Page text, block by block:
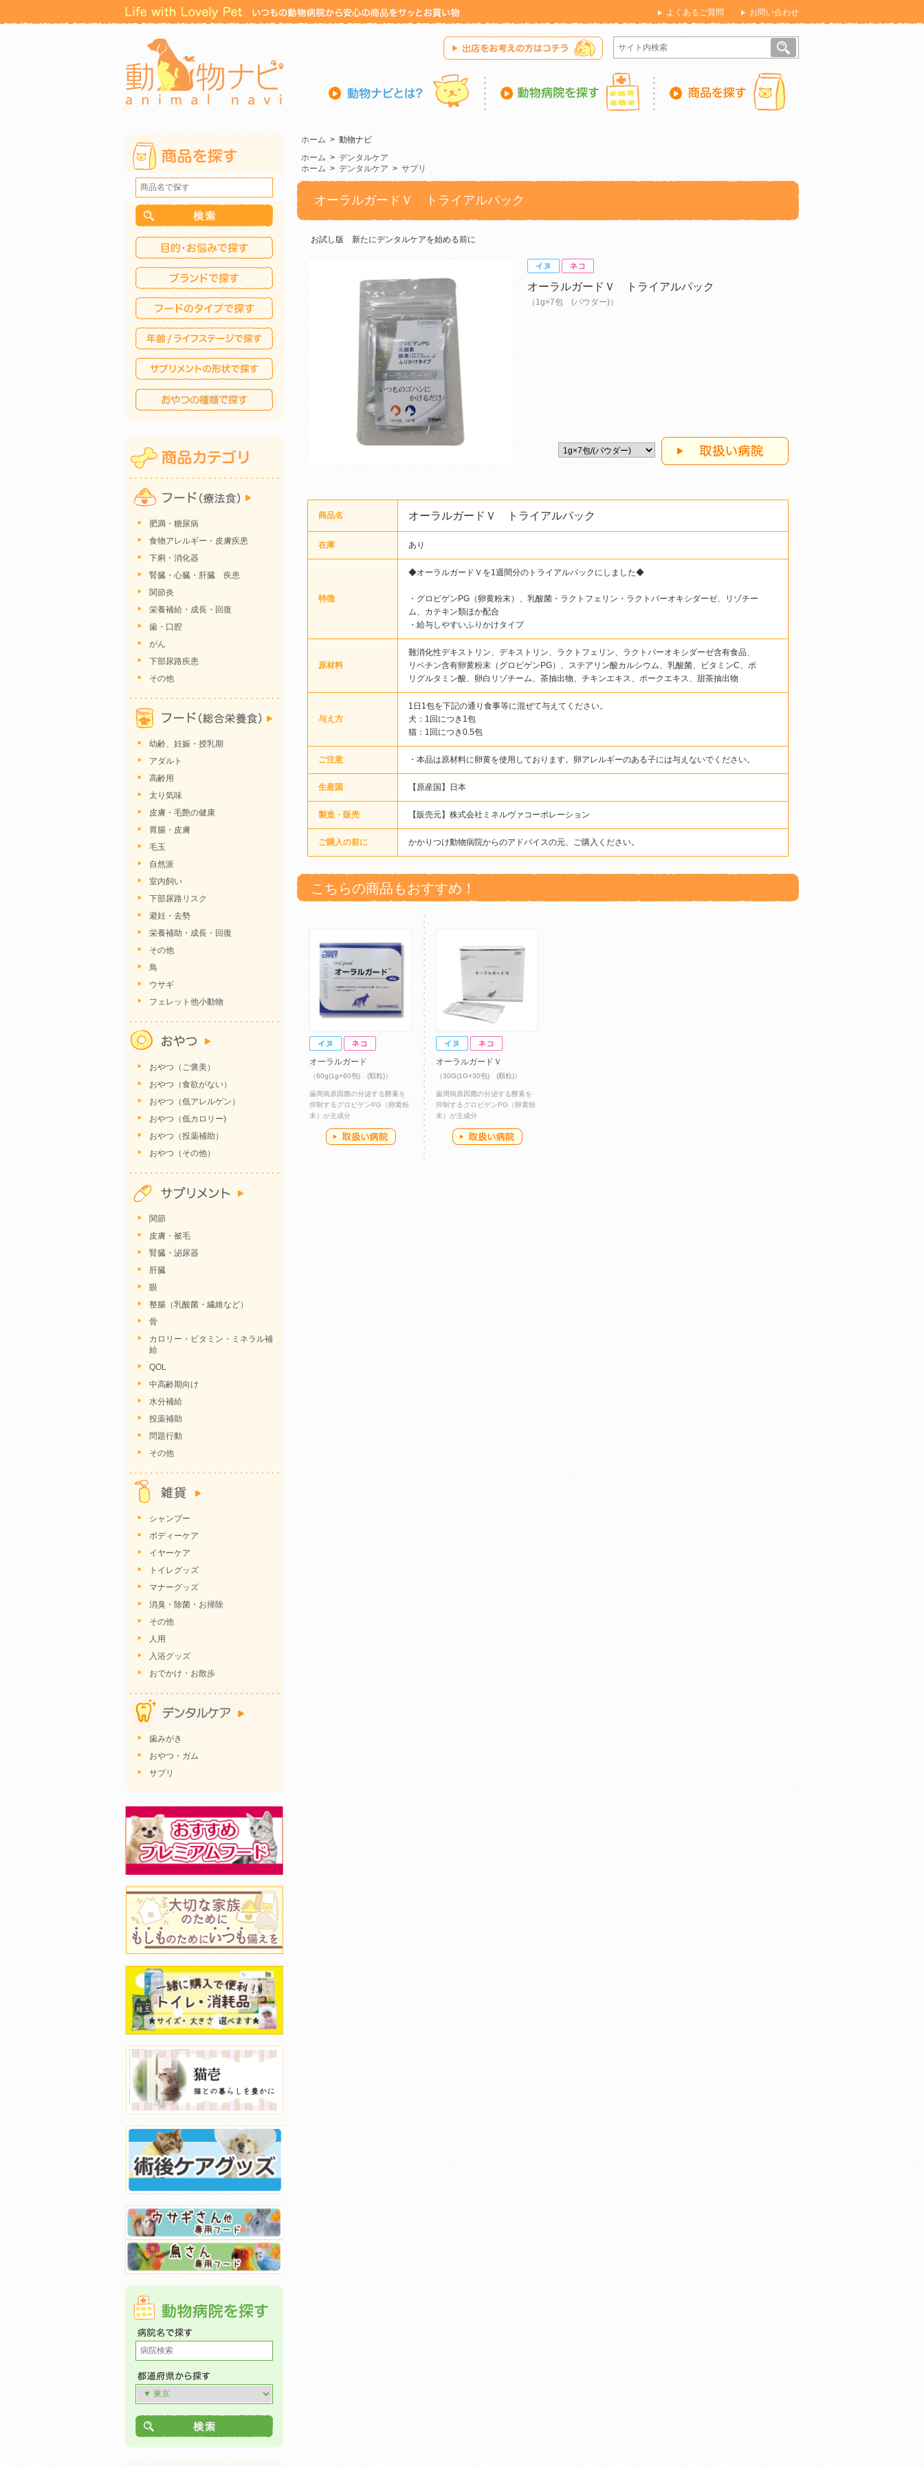
よくあるご質問 お問い合わせ
ホーム > 動物ナビ
ホーム > デンタルケア
ホーム > デンタルケア > サプリ
オーラルガードＶ トライアルパック
お試し版 新たにデンタルケアを始める前に
オーラルガードＶ トライアルパック
（1g×7包 (パウダー)）
商品名 オーラルガードＶ トライアルパック
在庫 あり
特徴
◆オーラルガードＶを1週間分のトライアルパックにしました◆
・グロビゲンPG（卵黄粉末）、乳酸菌・ラクトフェリン・ラクトパーオキシダーゼ、リゾチー
ム、カテキン類ほか配合
・給与しやすいふりかけタイプ
原材料
難消化性デキストリン、デキストリン、ラクトフェリン、ラクトパーオキシダーゼ含有食品、
リベチン含有卵黄粉末（グロビゲンPG）、ステアリン酸カルシウム、乳酸菌、ビタミンC、ポ
リグルタミン酸、卵白リゾチーム、茶抽出物、チキンエキス、ポークエキス、甜茶抽出物
与え方
1日1包を下記の通り食事等に混ぜて与えてください。
犬：1回につき1包
猫：1回につき0.5包
ご注意 ・本品は原材料に卵黄を使用しております。卵アレルギーのある子には与えないでください。
生産国 【原産国】日本
製造・販売 【販売元】株式会社ミネルヴァコーポレーション
ご購入の前に かかりつけ動物病院からのアドバイスの元、ご購入ください。
こちらの商品もおすすめ！
オーラルガード
（60g(1g×60包) (顆粒)）
歯周病原因菌の分泌する酵素を
抑制するグロビゲンPG（卵黄粉
末）が主成分
オーラルガードＶ
（30G(1G×30包) (顆粒)）
歯周病原因菌の分泌する酵素を
抑制するグロビゲンPG（卵黄粉
末）が主成分
肥満・糖尿病
食物アレルギー・皮膚疾患
下痢・消化器
腎臓・心臓・肝臓 疾患
関節炎
栄養補給・成長・回復
歯・口腔
がん
下部尿路疾患
その他
幼齢、妊娠・授乳期
アダルト
高齢用
太り気味
皮膚・毛艶の健康
胃腸・皮膚
毛玉
自然派
室内飼い
下部尿路リスク
避妊・去勢
栄養補助・成長・回復
その他
鳥
ウサギ
フェレット他小動物
おやつ（ご褒美）
おやつ（食欲がない）
おやつ（低アレルゲン）
おやつ（低カロリー)
おやつ（投薬補助）
おやつ（その他）
関節
皮膚・被毛
腎臓・泌尿器
肝臓
眼
整腸（乳酸菌・繊維など）
骨
カロリー・ビタミン・ミネラル補
給
QOL
中高齢期向け
水分補給
投薬補助
問題行動
その他
シャンプー
ボディーケア
イヤーケア
トイレグッズ
マナーグッズ
消臭・除菌・お掃除
その他
人用
入浴グッズ
おでかけ・お散歩
歯みがき
おやつ・ガム
サプリ